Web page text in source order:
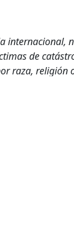
internacional,
de
raza, religión